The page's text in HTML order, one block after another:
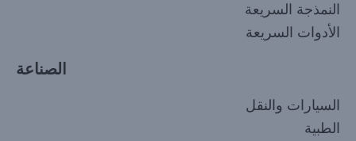
النمذجة السريعة
الأدوات السريعة
الصناعة
السيارات والنقل
الطبية